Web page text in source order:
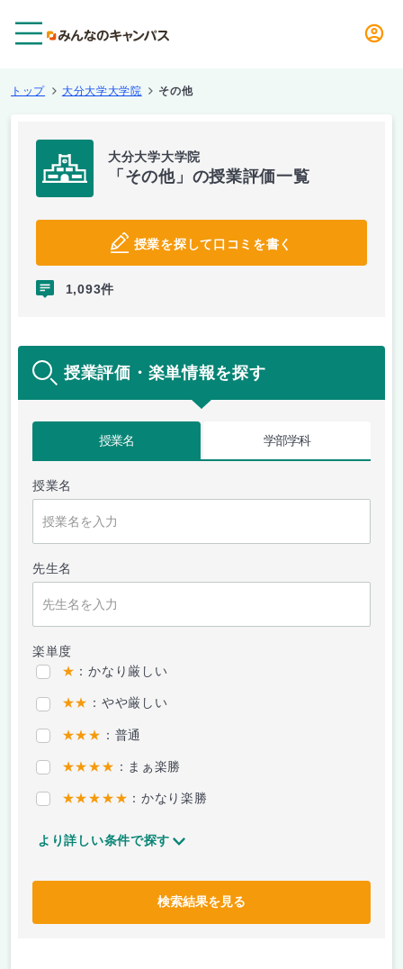
トップ 大分大学大学院 その他
大分大学大学院
「その他」の授業評価一覧
授業を探して口コミを書く
1,093件
授業評価・楽単情報を探す
授業名 学部学科
授業名
先生名
楽単度
★ ：かなり厳しい
★★ ：やや厳しい
★★★ ：普通
★★★★ ：まぁ楽勝
★★★★★ ：かなり楽勝
より詳しい条件で探す
検索結果を見る